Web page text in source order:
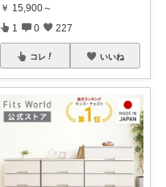
￥ 15,900～
1 0 227
コレ いいね